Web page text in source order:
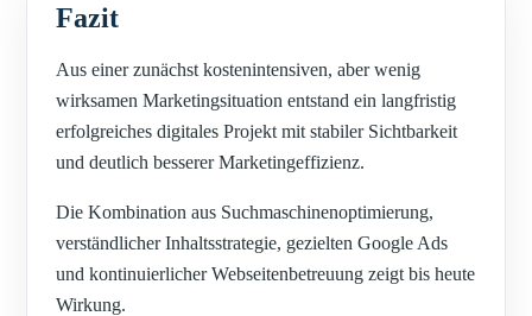
Fazit
Aus einer zunächst kostenintensiven, aber wenig
wirksamen Marketingsituation entstand ein langfristig
erfolgreiches digitales Projekt mit stabiler Sichtbarkeit
und deutlich besserer Marketingeffizienz.
Die Kombination aus Suchmaschinenoptimierung,
verständlicher Inhaltsstrategie, gezielten Google Ads
und kontinuierlicher Webseitenbetreuung zeigt bis heute
Wirkung.